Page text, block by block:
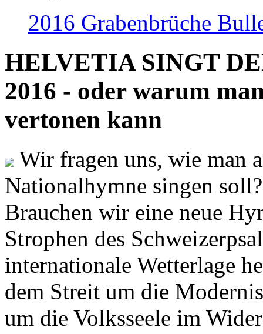
2016 Grabenbrüche
HELVETIA SINGT
2016 - oder warum
vertonen kann
Wir fragen uns, wie man
Nationalhymne singen
Brauchen wir eine neue
Strophen des
internationale Wetterlage
dem Streit um die
um die Volksseele im